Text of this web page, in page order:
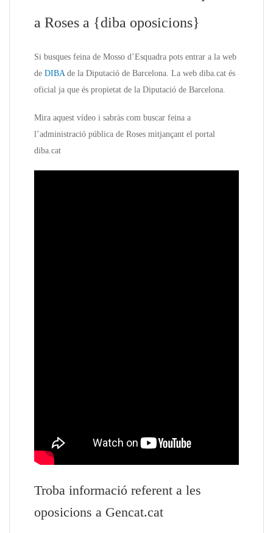
a Roses a {diba oposicions}
Si busques feina de Mosso d’Esquadra pots entrar a la web
de DIBAde la Diputació de Barcelona. La web diba.cat és
oficial ja que és propietat de la Diputació de Barcelona.
Mira aquest vídeo i sabràs com buscar feina a
l’administració pública de Roses mitjançant el portal
diba.cat
Troba informació referent a les
oposicions a Gencat.cat